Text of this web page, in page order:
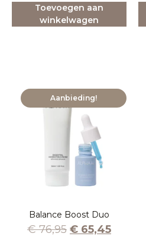
Toevoegen aan
winkelwagen
Aanbieding!
Balance Boost Duo
€76,95 € 65,45